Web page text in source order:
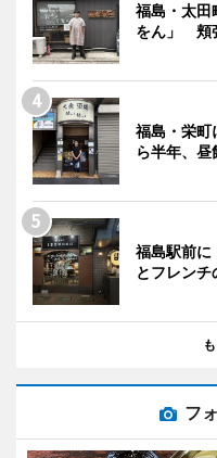
福島・太田
をん」 頬
福島・栄
ら半年、
福島駅前に
とフレン
フ